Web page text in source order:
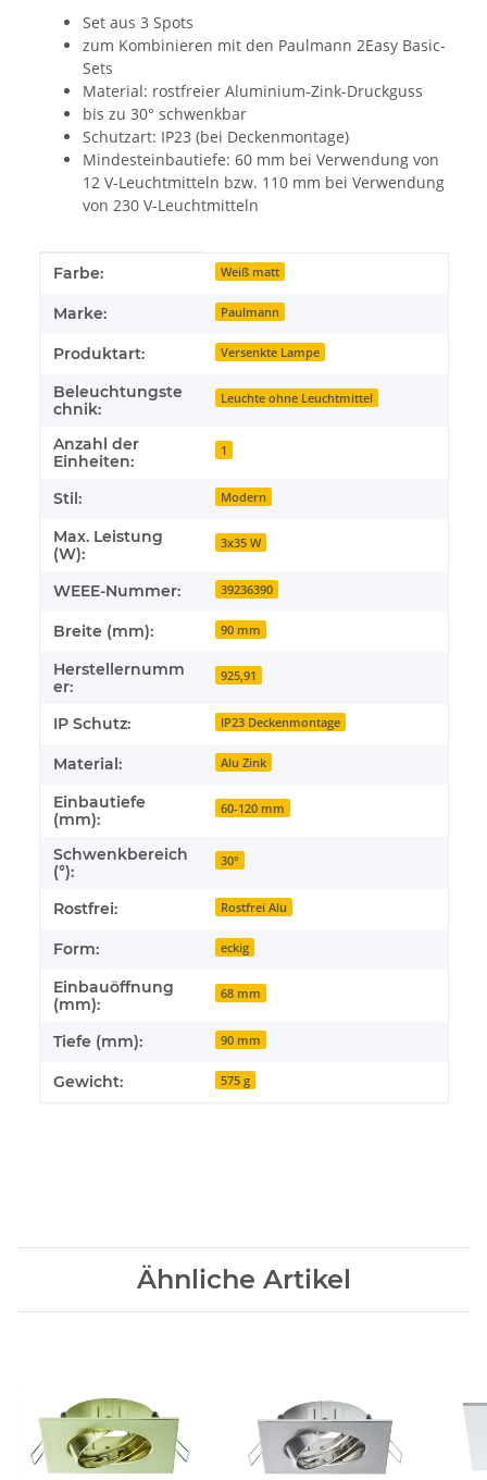
Set aus 3 Spots
zum Kombinieren mit den Paulmann 2Easy Basic-
Sets
Material: rostfreier Aluminium-Zink-Druckguss
bis zu 30° schwenkbar
Schutzart: IP23 (bei Deckenmontage)
Mindesteinbautiefe: 60 mm bei Verwendung von
12 V-Leuchtmitteln bzw. 110 mm bei Verwendung
von 230 V-Leuchtmitteln
Produkteigenschaft
Wert
Farbe: Weiß matt
Marke: Paulmann
Produktart: Versenkte Lampe
Beleuchtungste
chnik:
Leuchte ohne Leuchtmittel
Anzahl der
Einheiten:
1
Stil: Modern
Max. Leistung
(W):
3x35 W
WEEE-Nummer: 39236390
Breite (mm): 90 mm
Herstellernumm
er:
925,91
IP Schutz: IP23 Deckenmontage
Material: Alu Zink
Einbautiefe
(mm):
60-120 mm
Schwenkbereich
(°):
30°
Rostfrei: Rostfrei Alu
Form: eckig
Einbauöffnung
(mm):
68 mm
Tiefe (mm): 90 mm
Gewicht: 575 g
Ähnliche Artikel